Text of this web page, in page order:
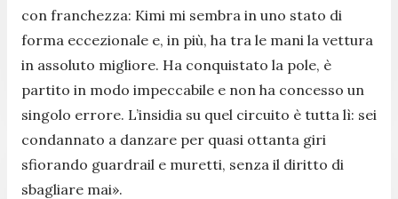
con franchezza: Kimi mi sembra in uno stato di
forma eccezionale e, in più, ha tra le mani la vettura
in assoluto migliore. Ha conquistato la pole, è
partito in modo impeccabile e non ha concesso un
singolo errore. L’insidia su quel circuito è tutta lì: sei
condannato a danzare per quasi ottanta giri
sfiorando guardrail e muretti, senza il diritto di
sbagliare mai».